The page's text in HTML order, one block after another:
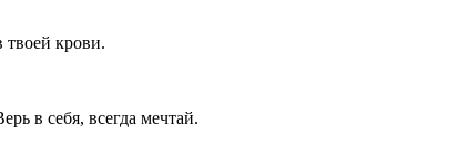
крови.
в себя, всегда мечтай.